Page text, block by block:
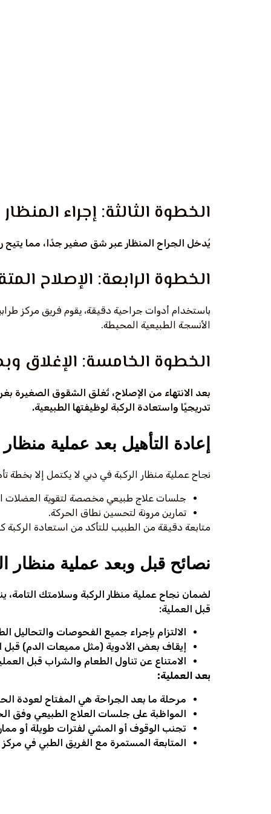
الخطوة الثالثة: إجراء
يُدخل الجراح المنظار عبر شق صغير جدًا، مما
الخطوة الرابعة: الإصلاح
باستخدام أدوات جراحية دقيقة، يقوم فريق مركز
الأنسجة الطبيعية المحيطة.
الخطوة الخامسة: الإغلاق
بعد الانتهاء من الإصلاح، تُغلق الشقوق الصغيرة
تدريجيًا واستعادة الركبة لوظيفتها الطبيعية.
إعادة التأهيل بعد عملية
نجاح عملية منظار الركبة في دبي لا يكتمل إلا بخطة
جلسات علاج طبيعي مخصصة لتقوية العضلات
تمارين مرونة لتحسين نطاق الحركة.
متابعة دقيقة من الطبيب للتأكد من استعادة الركبة
نصائح قبل وبعد عملية منظار
لضمان نجاح عملية منظار الركبة وسلامتك التامة،
قبل العملية:
الالتزام بإجراء جميع الفحوصات والتحاليل
إيقاف بعض الأدوية (مثل مميعات الدم)
الامتناع عن تناول الطعام والشراب قبل
بعد العملية:
مرحلة ما بعد الجراحة هي المفتاح لعودة
المواظبة على جلسات العلاج الطبيعي وفق
تجنب الوقوف أو المشي لفترات طويلة أو
المتابعة المستمرة مع الفريق الطبي في